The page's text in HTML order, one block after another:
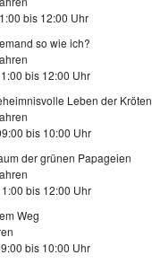
bis 12:00 Uhr
so wie ich?
bis 12:00 Uhr
Leben der Kröten
bis 10:00 Uhr
der grünen Papageien
bis 12:00 Uhr
Weg
bis 10:00 Uhr